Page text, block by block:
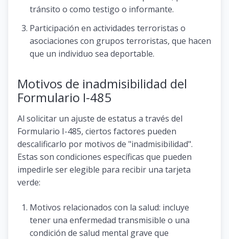
tránsito o como testigo o informante.
Participación en actividades terroristas o
asociaciones con grupos terroristas, que hacen
que un individuo sea deportable.
Motivos de inadmisibilidad del
Formulario I-485
Al solicitar un ajuste de estatus a través del
Formulario I-485, ciertos factores pueden
descalificarlo por motivos de "inadmisibilidad".
Estas son condiciones específicas que pueden
impedirle ser elegible para recibir una tarjeta
verde:
Motivos relacionados con la salud: incluye
tener una enfermedad transmisible o una
condición de salud mental grave que